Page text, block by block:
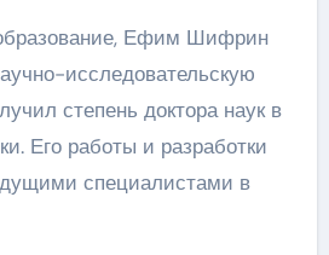
Ефим Шифрин
исследовательскую
степень доктора наук в
Его работы и разработки
специалистами в